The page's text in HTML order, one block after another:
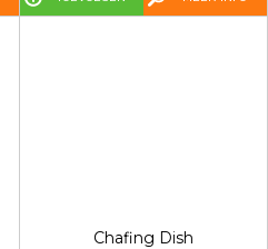
Chafing Dish